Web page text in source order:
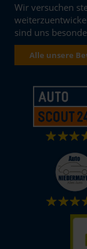
Wir versuchen
sind uns
Alle unsere